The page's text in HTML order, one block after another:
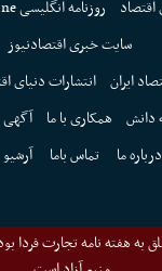
اقتصاد
روزنامه انگلیسی Financial Tribune
سایت خبری اقتصادنیوز
ایران انتشارات دنیای
دانش همکاری با ما آگهی
درباره ما تماس باما
هفته نامه تجارت فردا